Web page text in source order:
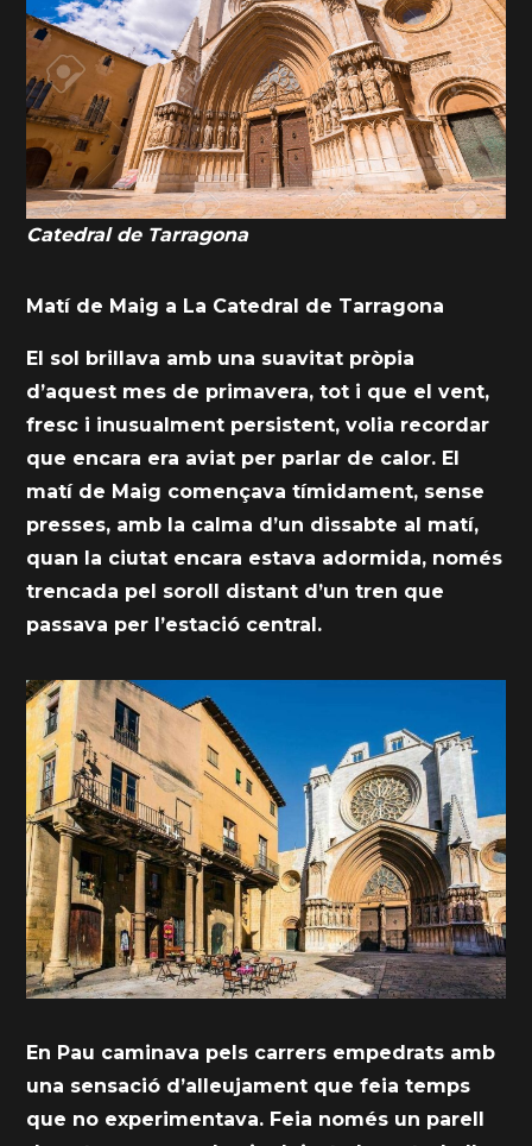
Catedral de Tarragona
Matí de Maig a La Catedral de Tarragona
El sol brillava amb una suavitat pròpia
d’aquest mes de primavera, tot i que el vent,
fresc i inusualment persistent, volia recordar
que encara era aviat per parlar de calor. El
matí de Maig començava tímidament, sense
presses, amb la calma d’un dissabte al matí,
quan la ciutat encara estava adormida, només
trencada pel soroll distant d’un tren que
passava per l’estació central.
En Pau caminava pels carrers empedrats amb
una sensació d’alleujament que feia temps
que no experimentava. Feia només un parell